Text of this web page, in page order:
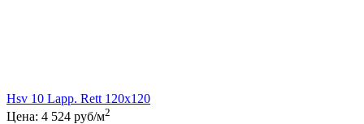
Hsv 10 Lapp. Rett 120x120
Цена: 4 524 руб/м2